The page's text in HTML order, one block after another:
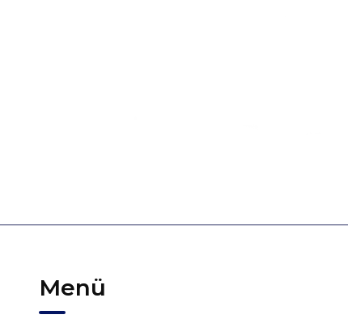
Menü